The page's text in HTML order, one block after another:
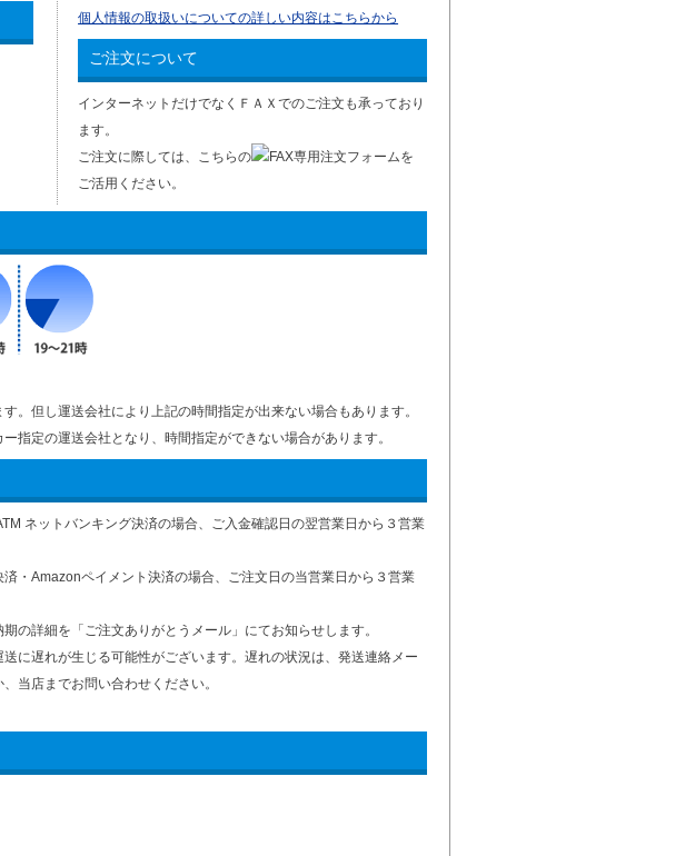
個人情報の取扱いについての詳しい内容はこちらから
ご注文について
インターネットだけでなくＦＡＸでのご注文も承っており
ます。
ご注文に際しては、こちらの
FAX専用注文フォームを
ご活用ください。
。但し運送会社により上記の時間指定が出来ない場合もあります。
指定の運送会社となり、時間指定ができない場合があります。
ネットバンキング決済の場合、ご入金確認日の翌営業日から３営業
・Amazonペイメント決済の場合、ご注文日の当営業日から３営業
の詳細を「ご注文ありがとうメール」にてお知らせします。
に遅れが生じる可能性がございます。遅れの状況は、発送連絡メー
当店までお問い合わせください。